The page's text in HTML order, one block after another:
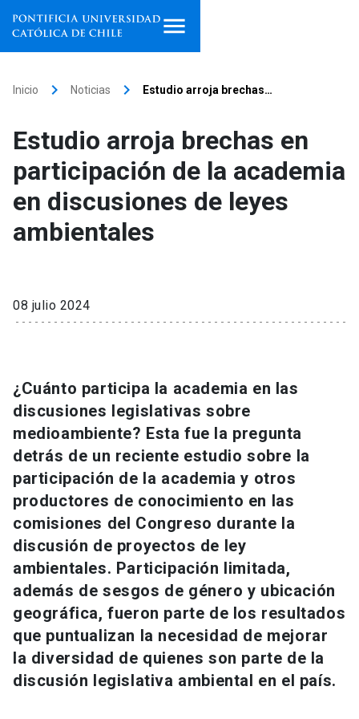
Facultades, escuelas e
institutos
Investigación
Información para keyboard_arrow_down
Futuros estudiantes
Estudiantes
Académicos
Personal
Alumni
Padres y familia
Vecinos launch
Go to english site launch
ACCESOS DIRECTOS
Admisión launch
Correo UC launch
Mi Portal UC launch
Medios Biblioteca launch
Inicio keyboard_arrow_right Noticias keyboard_arrow_right Estudio arroja brechas…
Estudio arroja brechas en
participación de la academia
en discusiones de leyes
ambientales
08 julio 2024
¿Cuánto participa la academia en las
discusiones legislativas sobre
medioambiente? Esta fue la pregunta
detrás de un reciente estudio sobre la
participación de la academia y otros
productores de conocimiento en las
comisiones del Congreso durante la
discusión de proyectos de ley
ambientales. Participación limitada,
además de sesgos de género y ubicación
geográfica, fueron parte de los resultados
que puntualizan la necesidad de mejorar
la diversidad de quienes son parte de la
discusión legislativa ambiental en el país.